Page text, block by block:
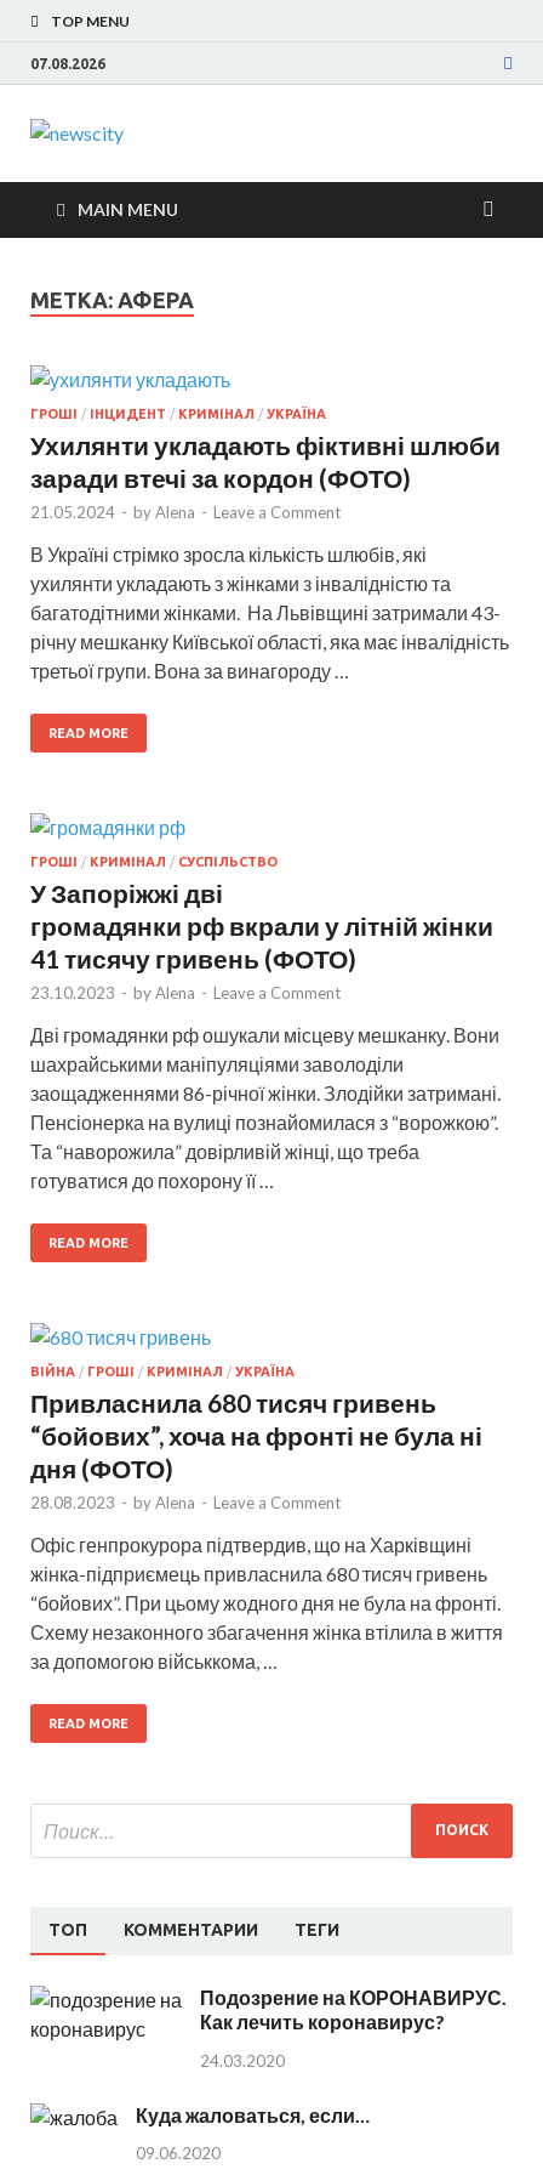
TOP MENU
07.08.2026
NewsCity —
свежие новости
Запорожья
сегодня
сегодня. События Запорожья, коррупция,
политика, дтп, новости спорта
MAIN MENU
МЕТКА: АФЕРА
ГРОШІ / ІНЦИДЕНТ / КРИМІНАЛ / УКРАЇНА
Ухилянти укладають фіктивні шлюби
заради втечі за кордон (ФОТО)
21.05.2024 - byAlena - Leave a Comment
В Україні стрімко зросла кількість шлюбів, які
ухилянти укладають з жінками з інвалідністю та
багатодітними жінками. На Львівщині затримали 43-
річну мешканку Київської області, яка має інвалідність
третьої групи. Вона за винагороду …
READ MORE
ГРОШІ / КРИМІНАЛ / СУСПІЛЬСТВО
У Запоріжжі дві
громадянки рф вкрали у літній жінки
41 тисячу гривень (ФОТО)
23.10.2023 - byAlena - Leave a Comment
Дві громадянки рф ошукали місцеву мешканку. Вони
шахрайськими маніпуляціями заволоділи
заощадженнями 86-річної жінки. Злодійки затримані.
Пенсіонерка на вулиці познайомилася з “ворожкою”.
Та “наворожила” довірливій жінці, що треба
готуватися до похорону її …
READ MORE
ВІЙНА / ГРОШІ / КРИМІНАЛ / УКРАЇНА
Привласнила 680 тисяч гривень
“бойових”, хоча на фронті не була ні
дня (ФОТО)
28.08.2023 - byAlena - Leave a Comment
Офіс генпрокурора підтвердив, що на Харківщині
жінка-підприємець привласнила 680 тисяч гривень
“бойових”. При цьому жодного дня не була на фронті.
Схему незаконного збагачення жінка втілила в життя
за допомогою військкома, …
READ MORE
ТОП КОММЕНТАРИИ ТЕГИ
Подозрение на КОРОНАВИРУС.
Как лечить коронавирус?
24.03.2020
Куда жаловаться, если…
09.06.2020